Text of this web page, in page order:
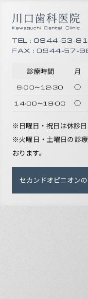
TEL：0944-53-
FAX：0944-57-
診療時間 月
9:00〜12:30 ◯
14:00〜18:00 ◯
※日曜日・祝日は休診日
※火曜日・土曜日の診
おります。
セカンドオピニオン